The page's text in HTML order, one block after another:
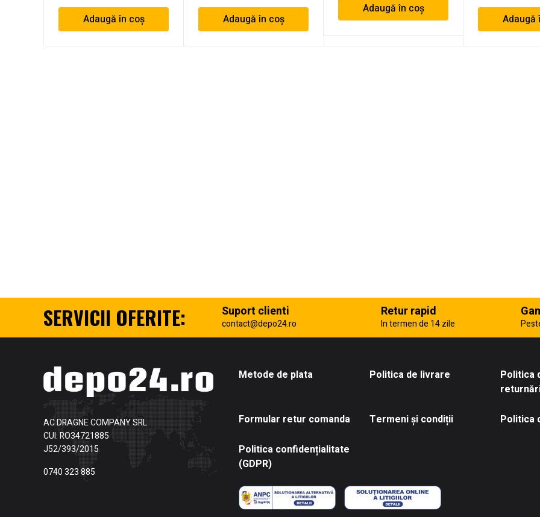
Adaugă în coș
Adaugă în coș
Adaugă în coș
Adaugă
SERVICII OFERITE: Suport clienti
contact@depo24.ro
Retur rapid
In termen de 14 zile
AC DRAGNE COMPANY SRL
CUI: RO34721885
J52/393/2015
0740 323 885
Metode de plata Politica de livrare
Politica
Formular retur comanda Termeni și condiții Politica
Politica confidențialitate
(GDPR)